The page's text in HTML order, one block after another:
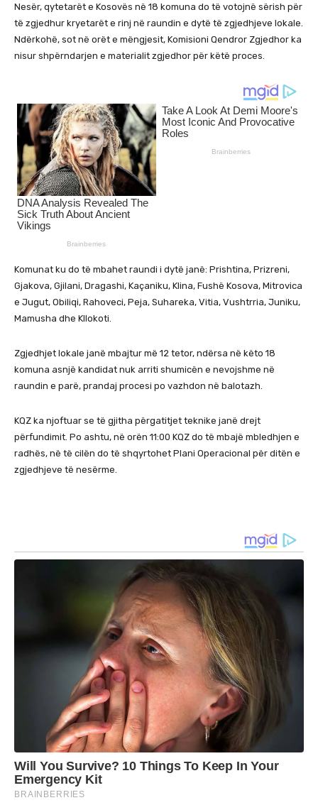
Nesër, qytetarët e Kosovës në 18 komuna do të votojnë sërish për
të zgjedhur kryetarët e rinj në raundin e dytë të zgjedhjeve lokale.
Ndërkohë, sot në orët e mëngjesit, Komisioni Qendror Zgjedhor ka
nisur shpërndarjen e materialit zgjedhor për këtë proces.
Komunat ku do të mbahet raundi i dytë janë: Prishtina, Prizreni,
Gjakova, Gjilani, Dragashi, Kaçaniku, Klina, Fushë Kosova, Mitrovica
e Jugut, Obiliqi, Rahoveci, Peja, Suhareka, Vitia, Vushtrria, Juniku,
Mamusha dhe Kllokoti.
Zgjedhjet lokale janë mbajtur më 12 tetor, ndërsa në këto 18
komuna asnjë kandidat nuk arriti shumicën e nevojshme në
raundin e parë, prandaj procesi po vazhdon në balotazh.
KQZ ka njoftuar se të gjitha përgatitjet teknike janë drejt
përfundimit. Po ashtu, në orën 11:00 KQZ do të mbajë mbledhjen e
radhës, në të cilën do të shqyrtohet Plani Operacional për ditën e
zgjedhjeve të nesërme.